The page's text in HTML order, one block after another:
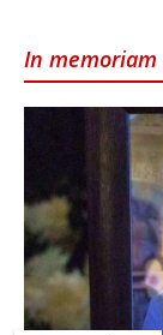
In memoriam